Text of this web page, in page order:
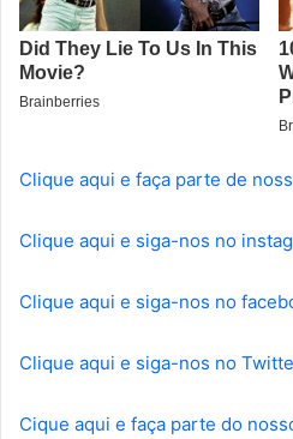
Clique aqui e faça parte de
Clique aqui e siga-nos no
Clique aqui e siga-nos no
Clique aqui e siga-nos no
Cique aqui e faça parte do